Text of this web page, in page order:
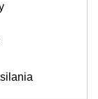
przez
jakości